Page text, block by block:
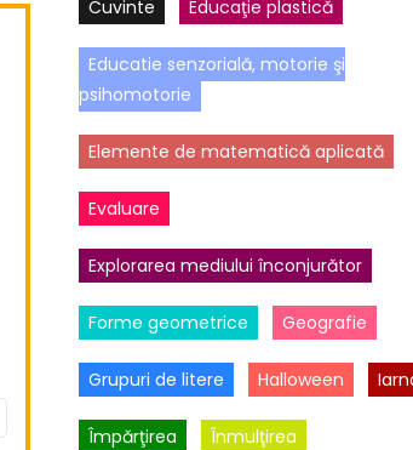
Cuvinte Educaţie plastică
Educatie senzorială, motorie şi
psihomotorie
Elemente de matematică aplicată
Evaluare
Explorarea mediului înconjurător
Forme geometrice Geografie
Grupuri de litere Halloween
Împărţirea Înmulţirea